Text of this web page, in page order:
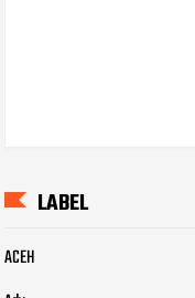
LABEL
ACEH